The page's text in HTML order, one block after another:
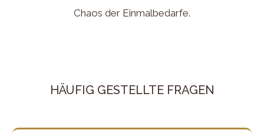
Chaos der Einmalbedarfe.
HÄUFIG GESTELLTE FRAGEN